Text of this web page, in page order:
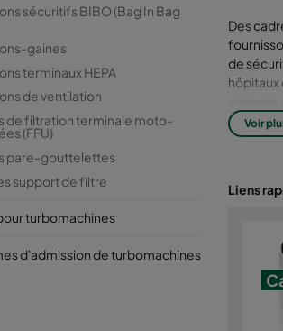
sécuritifs BIBO (Bag In Bag
gaines
terminaux HEPA
de ventilation
de filtration terminale moto-
(FFU)
pare-gouttelettes
support de filtre
turbomachines
d'admission de turbomachines
Des
de
hôpitaux
options
HEPA
les
Voir
Liens